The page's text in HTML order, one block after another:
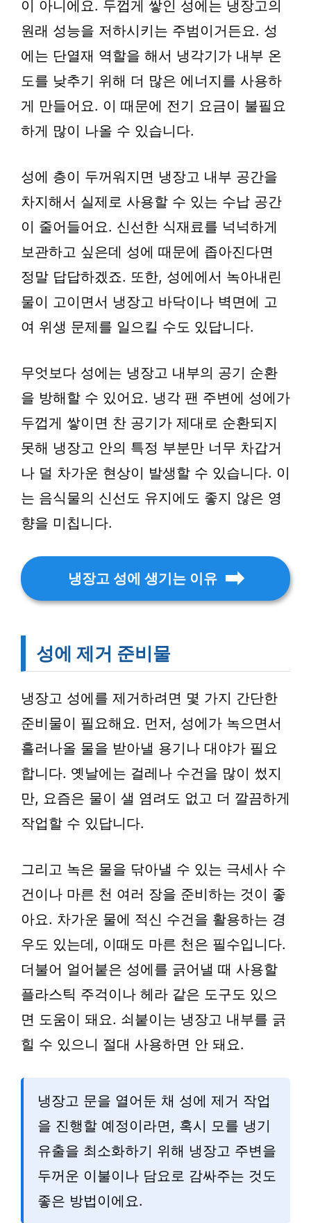
이 아니에요. 두껍게 쌓인 성에는 냉장고의
원래 성능을 저하시키는 주범이거든요. 성
에는 단열재 역할을 해서 냉각기가 내부 온
도를 낮추기 위해 더 많은 에너지를 사용하
게 만들어요. 이 때문에 전기 요금이 불필요
하게 많이 나올 수 있습니다.
성에 층이 두꺼워지면 냉장고 내부 공간을
차지해서 실제로 사용할 수 있는 수납 공간
이 줄어들어요. 신선한 식재료를 넉넉하게
보관하고 싶은데 성에 때문에 좁아진다면
정말 답답하겠죠. 또한, 성에에서 녹아내린
물이 고이면서 냉장고 바닥이나 벽면에 고
여 위생 문제를 일으킬 수도 있답니다.
무엇보다 성에는 냉장고 내부의 공기 순환
을 방해할 수 있어요. 냉각 팬 주변에 성에가
두껍게 쌓이면 찬 공기가 제대로 순환되지
못해 냉장고 안의 특정 부분만 너무 차갑거
나 덜 차가운 현상이 발생할 수 있습니다. 이
는 음식물의 신선도 유지에도 좋지 않은 영
향을 미칩니다.
냉장고 성에 생기는 이유
성에 제거 준비물
냉장고 성에를 제거하려면 몇 가지 간단한
준비물이 필요해요. 먼저, 성에가 녹으면서
흘러나올 물을 받아낼 용기나 대야가 필요
합니다. 옛날에는 걸레나 수건을 많이 썼지
만, 요즘은 물이 샐 염려도 없고 더 깔끔하게
작업할 수 있답니다.
그리고 녹은 물을 닦아낼 수 있는 극세사 수
건이나 마른 천 여러 장을 준비하는 것이 좋
아요. 차가운 물에 적신 수건을 활용하는 경
우도 있는데, 이때도 마른 천은 필수입니다.
더불어 얼어붙은 성에를 긁어낼 때 사용할
플라스틱 주걱이나 헤라 같은 도구도 있으
면 도움이 돼요. 쇠붙이는 냉장고 내부를 긁
힐 수 있으니 절대 사용하면 안 돼요.
냉장고 문을 열어둔 채 성에 제거 작업
을 진행할 예정이라면, 혹시 모를 냉기
유출을 최소화하기 위해 냉장고 주변을
두꺼운 이불이나 담요로 감싸주는 것도
좋은 방법이에요.